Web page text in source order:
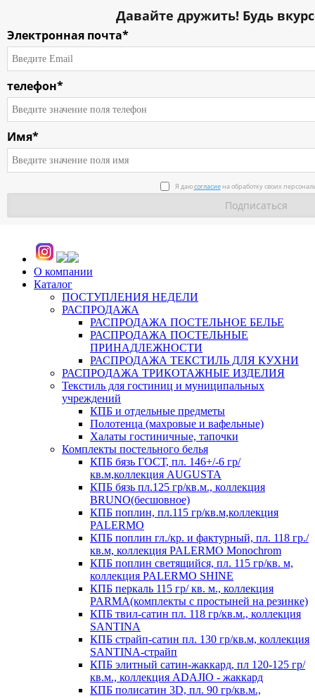
Давайте дружить! Будь
Электронная почта*
телефон*
Имя*
Я даюсогласиена обработку своих
О компании
Каталог
ПОСТУПЛЕНИЯ НЕДЕЛИ
РАСПРОДАЖА
РАСПРОДАЖА ПОСТЕЛЬНОЕ БЕЛЬЕ
РАСПРОДАЖА ПОСТЕЛЬНЫЕ
ПРИНАДЛЕЖНОСТИ
РАСПРОДАЖА ТЕКСТИЛЬ ДЛЯ КУХНИ
РАСПРОДАЖА ТРИКОТАЖНЫЕ ИЗДЕЛИЯ
Текстиль для гостиниц и муниципальных
учреждений
КПБ и отдельные предметы
Полотенца (махровые и вафельные)
Халаты гостиничные, тапочки
Комплекты постельного белья
КПБ бязь ГОСТ, пл. 146+/-6 гр/
кв.м,коллекция AUGUSTA
КПБ бязь пл.125 гр/кв.м., коллекция
BRUNO(бесшовное)
КПБ поплин, пл.115 гр/кв.м,коллекция
PALERMO
КПБ поплин гл./кр. и фактурный, пл. 118 гр./
кв.м, коллекция PALERMO Monochrom
КПБ поплин светящийся, пл. 115 гр/кв. м,
коллекция PALERMO SHINE
КПБ перкаль 115 гр/ кв. м., коллекция
PARMA(комплекты с простыней на резинке)
КПБ твил-сатин пл. 118 гр/кв.м., коллекция
SANTINA
КПБ страйп-сатин пл. 130 гр/кв.м, коллекция
SANTINA-страйп
КПБ элитный сатин-жаккард, пл 120-125 гр/
кв.м., коллекция ADAJIO - жаккард
КПБ полисатин 3D, пл. 90 гр/кв.м.,